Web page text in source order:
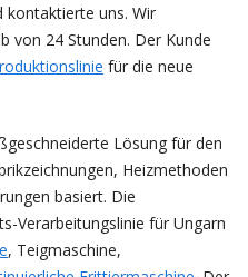
kontaktierte uns. Wir
von 24 Stunden. Der Kunde
für die neue
Lösung für den
Heizmethoden
basiert. Die
Verarbeitungslinie für Ungarn
, Teigmaschine,